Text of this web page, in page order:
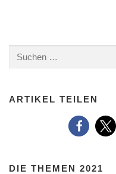
nach:
ARTIKEL TEILEN
DIE THEMEN 2021